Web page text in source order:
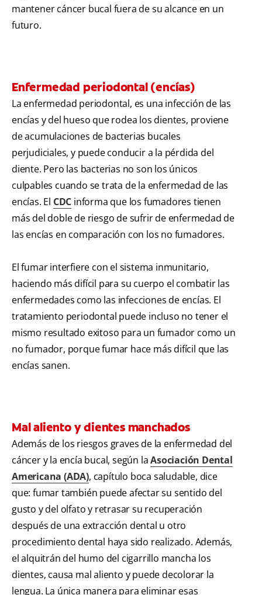
mantener cáncer bucal fuera de su alcance en un
futuro.
Enfermedad periodontal (encías)
La enfermedad periodontal, es una infección de las
encías y del hueso que rodea los dientes, proviene
de acumulaciones de bacterias bucales
perjudiciales, y puede conducir a la pérdida del
diente. Pero las bacterias no son los únicos
culpables cuando se trata de la enfermedad de las
encías. El CDC informa que los fumadores tienen
más del doble de riesgo de sufrir de enfermedad de
las encías en comparación con los no fumadores.
El fumar interfiere con el sistema inmunitario,
haciendo más difícil para su cuerpo el combatir las
enfermedades como las infecciones de encías. El
tratamiento periodontal puede incluso no tener el
mismo resultado exitoso para un fumador como un
no fumador, porque fumar hace más difícil que las
encías sanen.
Mal aliento y dientes manchados
Además de los riesgos graves de la enfermedad del
cáncer y la encía bucal, según laAsociación Dental
Americana (ADA), capítulo boca saludable, dice
que: fumar también puede afectar su sentido del
gusto y del olfato y retrasar su recuperación
después de una extracción dental u otro
procedimiento dental haya sido realizado. Además,
el alquitrán del humo del cigarrillo mancha los
dientes, causa mal aliento y puede decolorar la
lengua. La única manera para eliminar esas